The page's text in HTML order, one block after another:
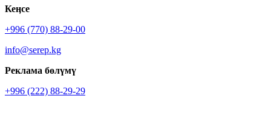
Кеӊсе
+996 (770) 88-29-00
info@serep.kg
Реклама бөлүмү
+996 (222) 88-29-29